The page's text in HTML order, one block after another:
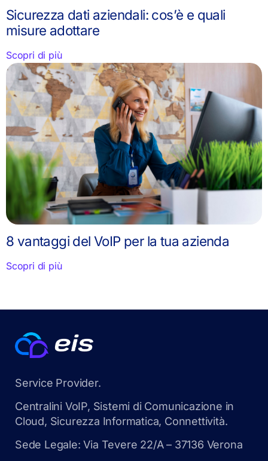
Sicurezza dati aziendali: cos’è e quali
misure adottare
Scopri di più
8 vantaggi del VoIP per la tua azienda
Scopri di più
Service Provider.
Centralini VoIP, Sistemi di Comunicazione in
Cloud, Sicurezza Informatica, Connettività.
Sede Legale: Via Tevere 22/A – 37136 Verona